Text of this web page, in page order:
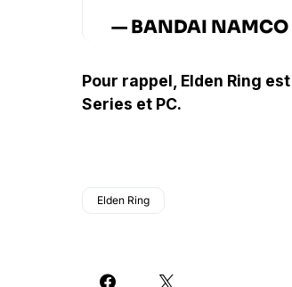
— BANDAI NAMCO
Pour rappel, Elden Ring
Series et PC.
Elden Ring